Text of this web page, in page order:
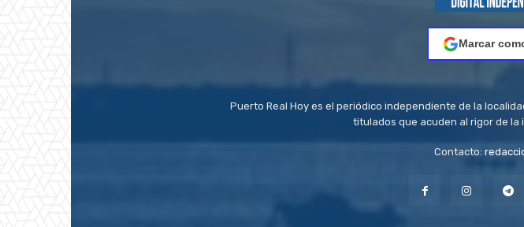
Marcar
Puerto Real Hoy es el periódico independiente de la
titulados que acuden al rigor de
Contacto: